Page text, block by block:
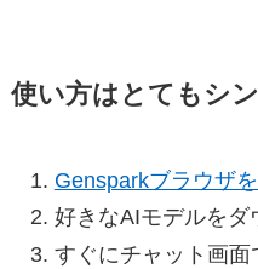
使い方はとてもシ
Gensparkブラウザ
好きなAIモデルをダ
すぐにチャット画面